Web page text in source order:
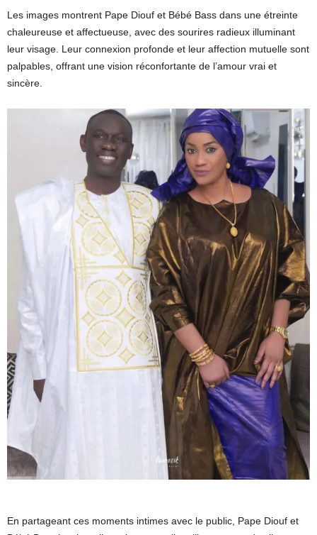
Les images montrent Pape Diouf et Bébé Bass dans une étreinte
chaleureuse et affectueuse, avec des sourires radieux illuminant
leur visage. Leur connexion profonde et leur affection mutuelle sont
palpables, offrant une vision réconfortante de l’amour vrai et
sincère.
En partageant ces moments intimes avec le public, Pape Diouf et